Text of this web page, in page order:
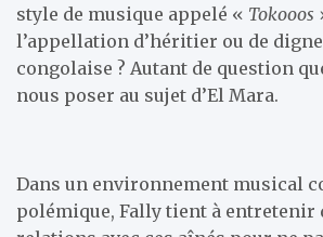
style de musique appelé « Tokooos
l’appellation d’héritier ou de
congolaise ? Autant de question
nous poser au sujet d’El Mara.
Dans un environnement musical
polémique, Fally tient à entretenir